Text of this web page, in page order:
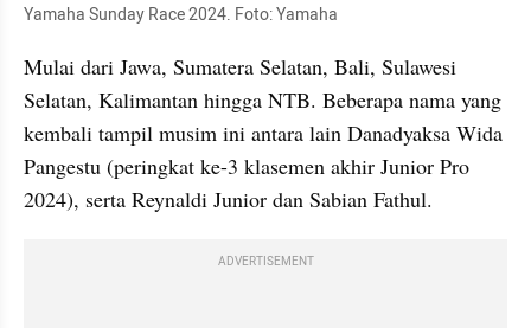
Yamaha Sunday Race 2024. Foto: Yamaha
Mulai dari Jawa, Sumatera Selatan, Bali, Sulawesi
Selatan, Kalimantan hingga NTB. Beberapa nama yang
kembali tampil musim ini antara lain Danadyaksa Wida
Pangestu (peringkat ke-3 klasemen akhir Junior Pro
2024), serta Reynaldi Junior dan Sabian Fathul.
ADVERTISEMENT